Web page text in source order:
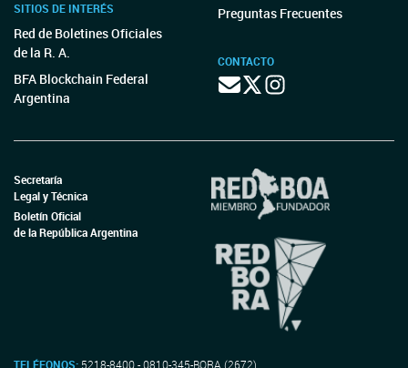
SITIOS DE INTERÉS
Red de Boletines Oficiales
de la R. A.
BFA Blockchain Federal
Argentina
Preguntas Frecuentes
CONTACTO
Secretaría
Legal y Técnica
Boletín Oficial
de la República Argentina
TELÉFONOS: 5218-8400 - 0810-345-BORA (2672)